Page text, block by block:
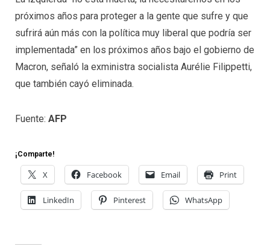
próximos años para proteger a la gente que sufre y que
sufrirá aún más con la política muy liberal que podría ser
implementada” en los próximos años bajo el gobierno de
Macron, señaló la exministra socialista Aurélie Filippetti,
que también cayó eliminada.
Fuente: AFP
¡Comparte!
X Facebook Email Print
LinkedIn Pinterest WhatsApp